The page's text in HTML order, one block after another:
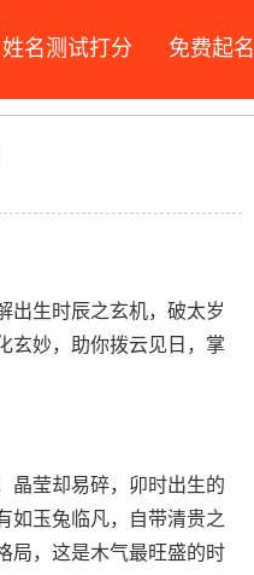
姓名测试打分 免费起名
出生时辰之玄机，破太岁
玄妙，助你拨云见日，掌
晶莹却易碎，卯时出生的
如玉兔临凡，自带清贵之
局，这是木气最旺盛的时